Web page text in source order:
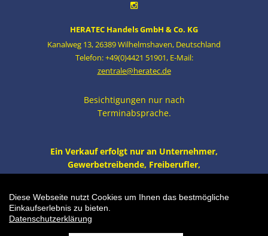
HERATEC Handels GmbH & Co. KG
Kanalweg 13,26389 Wilhelmshaven, Deutschland
Telefon: +49(0)4421 51901, E-Mail:
zentrale@heratec.de
Besichtigungen nur nach
Terminabsprache.
Ein Verkauf erfolgt nur an Unternehmer,
Gewerbetreibende, Freiberufler,
öffentliche Institutionen und nicht an
zzgl. MwSt. und Versand.
Einkaufswagen
Diese Webseite nutzt Cookies um Ihnen das bestmögliche
Einkaufserlebnis zu bieten.
Datenschutzerklärung